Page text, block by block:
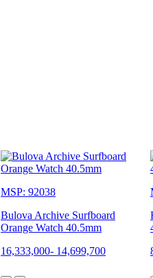
MSP: 92038
Bulova Archive Surfboard
Orange Watch 40.5mm
16,333,000- 14,699,700